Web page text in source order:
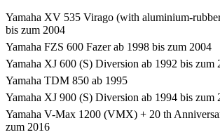
Yamaha XV 535 Virago (with aluminium-
bis zum 2004
Yamaha FZS 600 Fazer ab 1998 bis zum 2004
Yamaha XJ 600 (S) Diversion ab 1992 bis zum
Yamaha TDM 850 ab 1995
Yamaha XJ 900 (S) Diversion ab 1994 bis zum
Yamaha V-Max 1200 (VMX) + 20 th
zum 2016